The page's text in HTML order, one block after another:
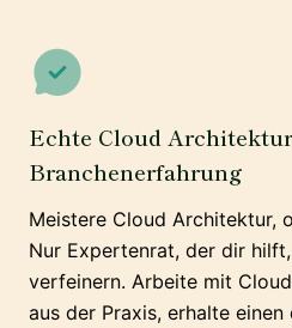
Echte Cloud Architektur
Branchenerfahrung
Meistere Cloud Architektur,
Nur Expertenrat, der dir
verfeinern. Arbeite mit
aus der Praxis, erhalte